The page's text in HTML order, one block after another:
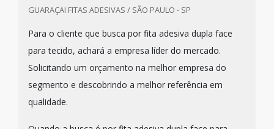
GUARAÇAI FITAS ADESIVAS / SÃO PAULO - SP
Para o cliente que busca por fita adesiva dupla face
para tecido, achará a empresa líder do mercado.
Solicitando um orçamento na melhor empresa do
segmento e descobrindo a melhor referência em
qualidade.